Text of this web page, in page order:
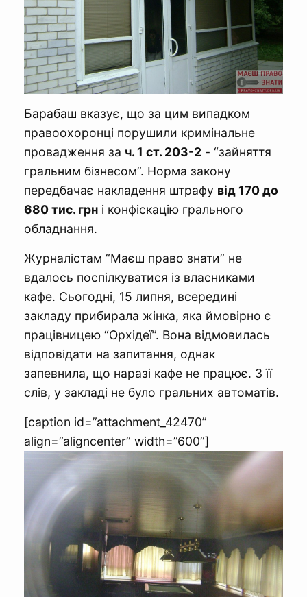
Барабаш вказує, що за цим випадком
правоохоронці порушили кримінальне
провадження за ч. 1 ст. 203-2 - “зайняття
гральним бізнесом”. Норма закону
передбачає накладення штрафу від 170 до
680 тис. грн і конфіскацію грального
обладнання.
Журналістам “Маєш право знати” не
вдалось поспілкуватися із власниками
кафе. Сьогодні, 15 липня, всередині
закладу прибирала жінка, яка ймовірно є
працівницею “Орхідеї”. Вона відмовилась
відповідати на запитання, однак
запевнила, що наразі кафе не працює. З її
слів, у закладі не було гральних автоматів.
[caption id=”attachment_42470”
align=”aligncenter” width=”600”]